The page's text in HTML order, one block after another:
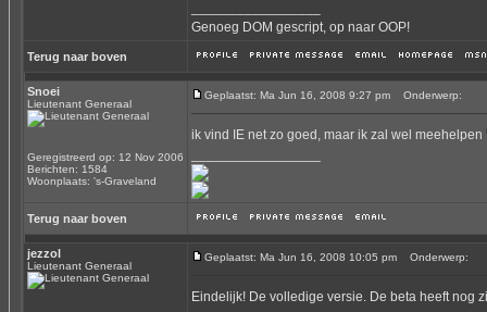
Genoeg DOM gescript, op naar OOP!
Terug naar boven
Snoei
Lieutenant Generaal
Geregistreerd op: 12 Nov 2006
Berichten: 1584
Woonplaats: 's-Graveland
Geplaatst: Ma Jun 16, 2008 9:27 pm Onderwerp:
ik vind IE net zo goed, maar ik zal wel meehelpen
Terug naar boven
jezzol
Lieutenant Generaal
Geplaatst: Ma Jun 16, 2008 10:05 pm Onderwerp:
Eindelijk! De volledige versie. De beta heeft nog